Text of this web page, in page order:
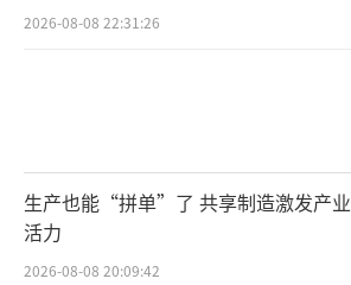
2026-08-08 22:31:26
生产也能“拼单”了 共享制造激发产业
活力
2026-08-08 20:09:42